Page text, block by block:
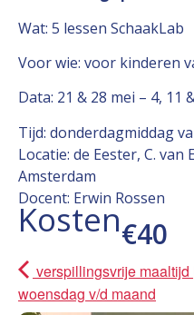
Wat: 5 lessen SchaakLab
Voor wie: voor kinderen
Data: 21 & 28 mei – 4, 11
Tijd: donderdagmiddag
Locatie: de Eester, C. van
Amsterdam
Docent: Erwin Rossen
Kosten€40
verspillingsvrije maaltijd
woensdag v/d maand